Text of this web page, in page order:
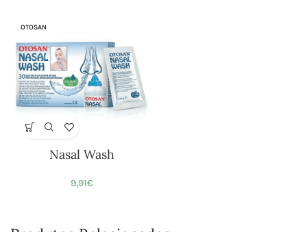
OTOSAN
Nasal Wash
9,91€